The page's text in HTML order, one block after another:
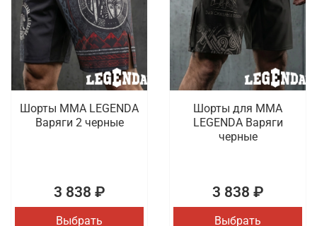
Шорты MMA LEGENDA
Варяги 2 черные
3 838 ₽
Выбрать
Шорты для MMA
LEGENDA Варяги
черные
3 838 ₽
Выбрать